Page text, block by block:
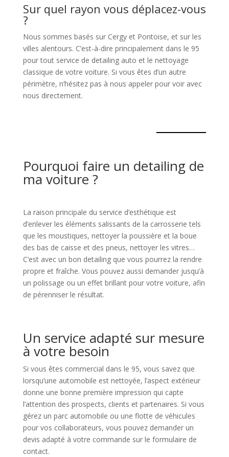
Sur quel rayon vous déplacez-vous
?
Nous sommes basés sur Cergy et Pontoise, et sur les
villes alentours. C’est-à-dire principalement dans le 95
pour tout service de detailing auto et le nettoyage
classique de votre voiture. Si vous êtes d’un autre
périmètre, n’hésitez pas à nous appeler pour voir avec
nous directement.
Pourquoi faire un detailing de
ma voiture ?
La raison principale du service d’esthétique est
d’enlever les éléments salissants de la carrosserie tels
que les moustiques, nettoyer la poussière et la boue
des bas de caisse et des pneus, nettoyer les vitres…
C’est avec un bon detailing que vous pourrez la rendre
propre et fraîche. Vous pouvez aussi demander jusqu’à
un polissage ou un effet brillant pour votre voiture, afin
de pérenniser le résultat.
Un service adapté sur mesure
à votre besoin
Si vous êtes commercial dans le 95, vous savez que
lorsqu’une automobile est nettoyée, l’aspect extérieur
donne une bonne première impression qui capte
l’attention des prospects, clients et partenaires. Si vous
gérez un parc automobile ou une flotte de véhicules
pour vos collaborateurs, vous pouvez demander un
devis adapté à votre commande sur le formulaire de
contact.